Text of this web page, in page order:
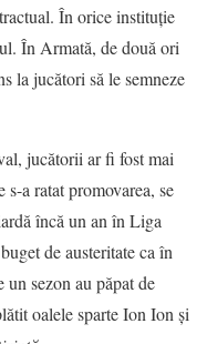
În orice instituție
În Armată, de două ori
la jucători să le semneze
jucătorii ar fi fost mai
a ratat promovarea, se
încă un an în Liga
de austeritate ca în
sezon au păpat de
oalele sparte Ion Ion și